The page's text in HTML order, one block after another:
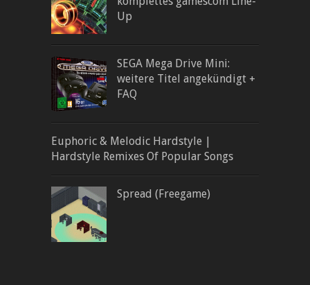
Up
SEGA Mega Drive Mini:
weitere Titel angekündigt +
FAQ
Euphoric & Melodic Hardstyle |
Hardstyle Remixes Of Popular Songs
Spread (Freegame)